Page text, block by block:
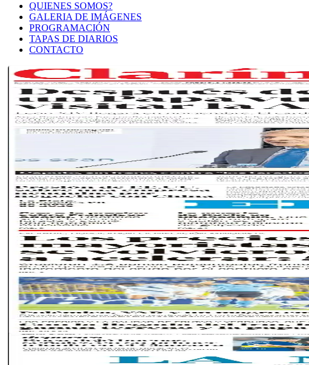
QUIENES SOMOS?
GALERIA DE IMÁGENES
PROGRAMACIÓN
TAPAS DE DIARIOS
CONTACTO